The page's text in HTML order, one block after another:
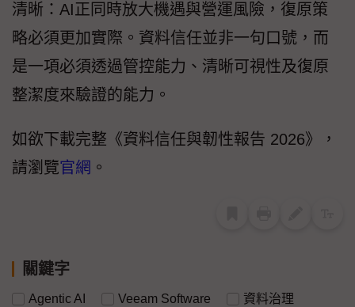
清晰：AI正同時放大機遇與營運風險，復原策
略必須更加實際。資料信任並非一句口號，而
是一項必須透過管控能力、清晰可視性及復原
整潔度來驗證的能力。
如欲下載完整《資料信任與韌性報告 2026》，
請瀏覽官網 。
關鍵字
Agentic AI Veeam Software
資料治理